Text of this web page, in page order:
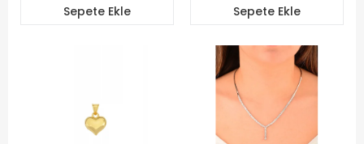
Sepete Ekle Sepete Ekle